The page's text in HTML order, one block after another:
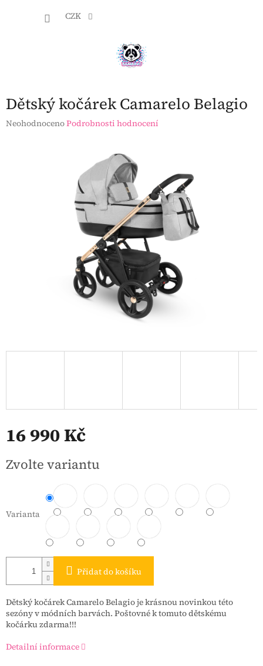
CZK
Dětský kočárek Camarelo Belagio
Průměrné
NeohodnocenoPodrobnosti hodnocení
16 990 Kč
cena:
Zvolte variantu
Varianta
Přidat do košíku
Dětský kočárek Camarelo Belagio je krásnou novinkou této
sezóny v módních barvách. Poštovné k tomuto dětskému
kočárku zdarma!!!
Detailní informace